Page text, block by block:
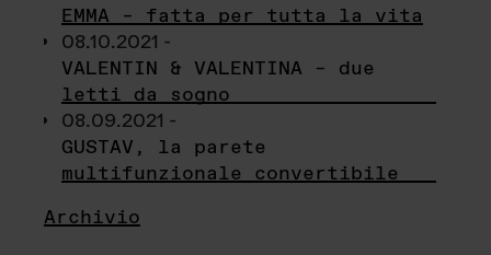
EMMA – fatta per tutta la vita
08.10.2021 -
VALENTIN & VALENTINA – due
letti da sogno
08.09.2021 -
GUSTAV, la parete
multifunzionale convertibile
Archivio